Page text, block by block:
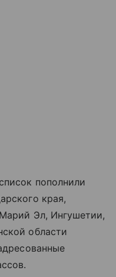
пополнили
края,
Эл, Ингушетии,
области